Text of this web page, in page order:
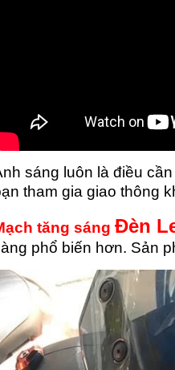
sáng luôn là điều
tham gia giao thông
tăng sáng Đèn
phổ biến hơn. Sản